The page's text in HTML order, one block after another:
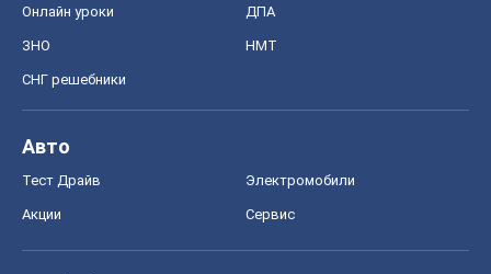
Онлайн уроки ДПА
ЗНО НМТ
СНГ решебники
Авто
Тест Драйв Электромобили
Акции Сервис